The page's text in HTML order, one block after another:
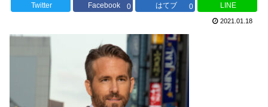
Twitter Facebook 0 はてブ 0 LINE
2021.01.18